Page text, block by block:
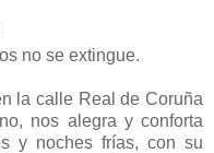
no se extingue.
la calle Real de Coruña
nos alegra y conforta
y noches frías, con su